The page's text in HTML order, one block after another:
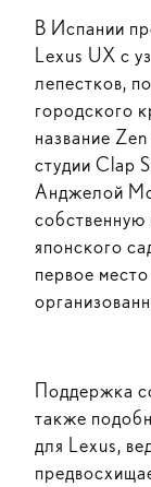
В Испании
Lexus UX с
лепестков,
городского
название
студии Clap
Анджелой
собственную
японского
первое
Поддержка
также
для Lexus,